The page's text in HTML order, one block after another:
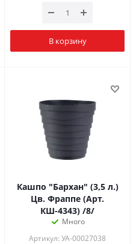
В корзину
Кашпо "Бархан" (3,5 л.)
Цв. Фраппе (Арт.
КШ-4343) /8/
Много
Артикул: УА-00027038